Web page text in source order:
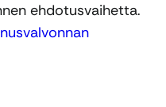
ehdotusvaihetta.